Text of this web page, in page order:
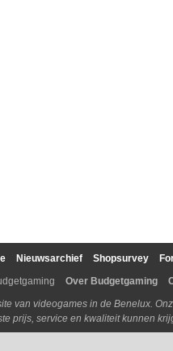
Nieuwsarchief Shopsurvey
Over Budgetgaming
van videogames in de Benelux.
prijs, service en kwaliteit kunnen